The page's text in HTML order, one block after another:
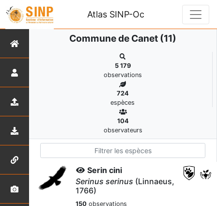
Atlas SINP-Oc
Commune de Canet (11)
5 179
observations
724
espèces
104
observateurs
Serin cini
Serinus serinus (Linnaeus,
1766)
150 observations